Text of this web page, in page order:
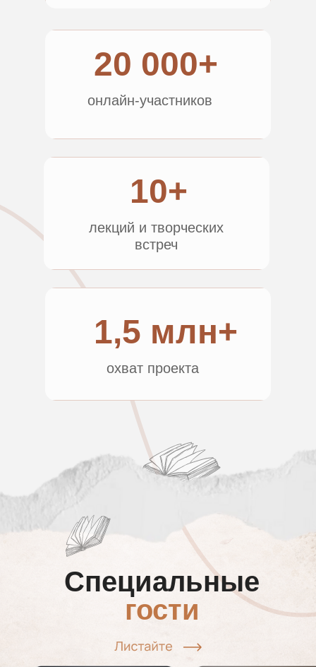
10+
лекций и творческих
встреч
20 000+
онлайн-участников
1,5 млн+
охват проекта
Специальные
гости